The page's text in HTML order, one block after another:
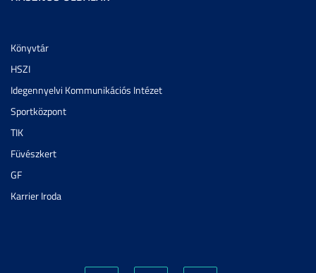
Könyvtár
HSZI
Idegennyelvi Kommunikációs Intézet
Sportközpont
TIK
Füvészkert
GF
Karrier Iroda